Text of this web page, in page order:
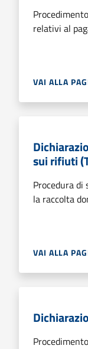
relativi al
VAI ALLA
sui rifiuti
Procedura
la raccolta
VAI ALLA